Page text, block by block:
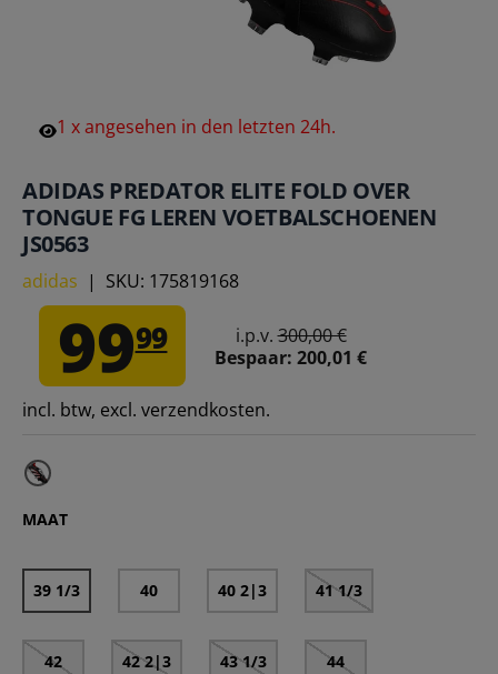
1 xangesehen in den letzten 24h.
ADIDAS PREDATOR ELITE FOLD OVER
TONGUE FG LEREN VOETBALSCHOENEN
JS0563
adidas | SKU: 175819168
9999 i.p.v.300,00 €
Bespaar: 200,01 €
incl. btw, excl. verzendkosten.
MAAT
39 1/3 40 40 2|3 41 1/3
42 42 2|3 43 1/3 44